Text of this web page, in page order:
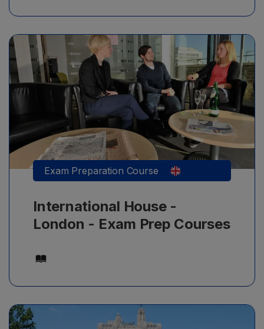
Exam Preparation Course
International House -
London - Exam Prep Courses
Μαθήματα αγγλικών προετοιμασίας για εξετάσεις/
πιστοποιήσεις αγγλικών, με ελάχιστο επίπεδο B1+,
από 16+ ετών, με ελάχιστη διάρκεια μαθημάτων 4
εβδομάδες.